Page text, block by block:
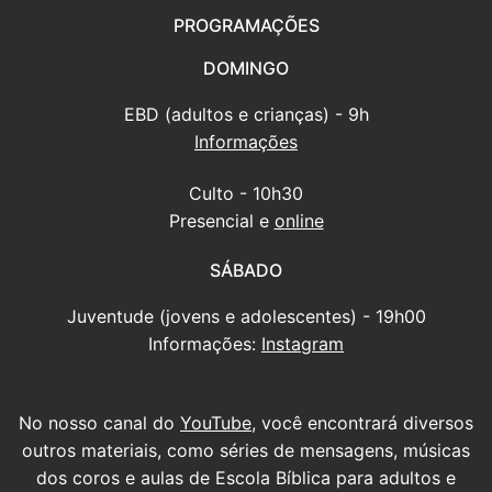
PROGRAMAÇÕES
DOMINGO
EBD (adultos e crianças) - 9h
Informações
Culto - 10h30
Presencial e online
SÁBADO
Juventude (jovens e adolescentes) - 19h00
Informações: Instagram
No nosso canal do YouTube, você encontrará diversos
outros materiais, como séries de mensagens, músicas
dos coros e aulas de Escola Bíblica para adultos e